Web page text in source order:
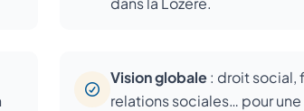
Vision globale: droit social,
relations sociales… pour